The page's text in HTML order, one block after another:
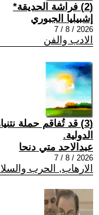
(2) فراشة الحديقة*
إشبيليا الجبوري
2026 / 8 / 7
الادب والفن
(3) قد تُفاقم حملة
الدولية.
عبدالاحد متي دنحا
2026 / 8 / 7
الارهاب, الحرب